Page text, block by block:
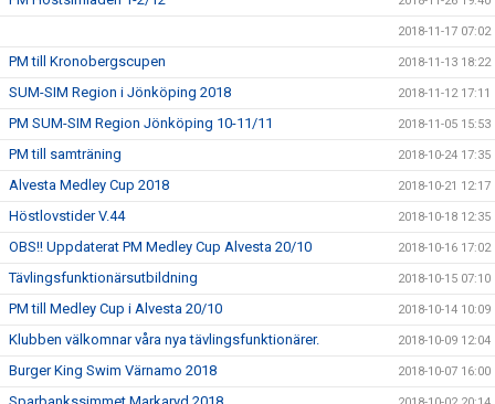
2018-11-17 07:02
PM till Kronobergscupen 2018-11-13 18:22
SUM-SIM Region i Jönköping 2018 2018-11-12 17:11
PM SUM-SIM Region Jönköping 10-11/11 2018-11-05 15:53
PM till samträning 2018-10-24 17:35
Alvesta Medley Cup 2018 2018-10-21 12:17
Höstlovstider V.44 2018-10-18 12:35
OBS!! Uppdaterat PM Medley Cup Alvesta 20/10 2018-10-16 17:02
Tävlingsfunktionärsutbildning 2018-10-15 07:10
PM till Medley Cup i Alvesta 20/10 2018-10-14 10:09
Klubben välkomnar våra nya tävlingsfunktionärer. 2018-10-09 12:04
Burger King Swim Värnamo 2018 2018-10-07 16:00